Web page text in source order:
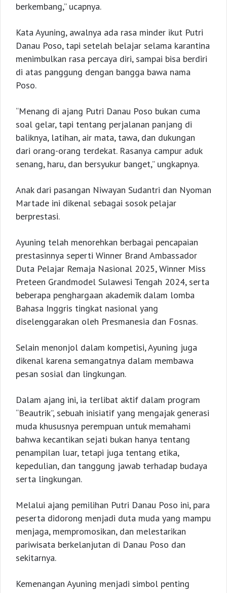
berkembang,” ucapnya.
Kata Ayuning, awalnya ada rasa minder ikut Putri
Danau Poso, tapi setelah belajar selama karantina
menimbulkan rasa percaya diri, sampai bisa berdiri
di atas panggung dengan bangga bawa nama
Poso.
“Menang di ajang Putri Danau Poso bukan cuma
soal gelar, tapi tentang perjalanan panjang di
baliknya, latihan, air mata, tawa, dan dukungan
dari orang-orang terdekat. Rasanya campur aduk
senang, haru, dan bersyukur banget,” ungkapnya.
Anak dari pasangan Niwayan Sudantri dan Nyoman
Martade ini dikenal sebagai sosok pelajar
berprestasi.
Ayuning telah menorehkan berbagai pencapaian
prestasinnya seperti Winner Brand Ambassador
Duta Pelajar Remaja Nasional 2025, Winner Miss
Preteen Grandmodel Sulawesi Tengah 2024, serta
beberapa penghargaan akademik dalam lomba
Bahasa Inggris tingkat nasional yang
diselenggarakan oleh Presmanesia dan Fosnas.
Selain menonjol dalam kompetisi, Ayuning juga
dikenal karena semangatnya dalam membawa
pesan sosial dan lingkungan.
Dalam ajang ini, ia terlibat aktif dalam program
“Beautrik”, sebuah inisiatif yang mengajak generasi
muda khususnya perempuan untuk memahami
bahwa kecantikan sejati bukan hanya tentang
penampilan luar, tetapi juga tentang etika,
kepedulian, dan tanggung jawab terhadap budaya
serta lingkungan.
Melalui ajang pemilihan Putri Danau Poso ini, para
peserta didorong menjadi duta muda yang mampu
menjaga, mempromosikan, dan melestarikan
pariwisata berkelanjutan di Danau Poso dan
sekitarnya.
Kemenangan Ayuning menjadi simbol penting